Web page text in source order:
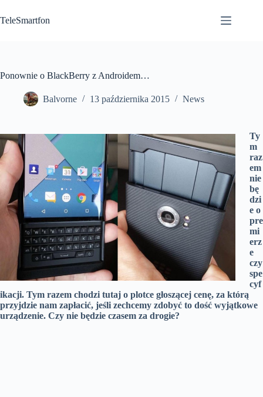
do
treści
TeleSmartfon
Ponownie o BlackBerry z Androidem…
Balvorne 13 października 2015 News
Ty
m
raz
em
nie
bę
dzi
e o
pre
mi
erz
e
czy
spe
cyf
ikacji. Tym razem chodzi tutaj o plotce głoszącej cenę, za którą
przyjdzie nam zapłacić, jeśli zechcemy zdobyć to dość wyjątkowe
urządzenie. Czy nie będzie czasem za drogie?